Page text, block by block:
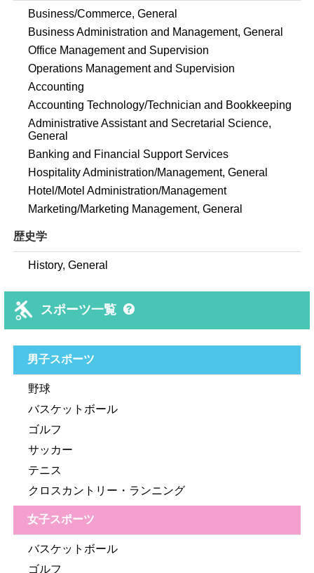
Business/Commerce, General
Business Administration and Management, General
Office Management and Supervision
Operations Management and Supervision
Accounting
Accounting Technology/Technician and Bookkeeping
Administrative Assistant and Secretarial Science,
General
Banking and Financial Support Services
Hospitality Administration/Management, General
Hotel/Motel Administration/Management
Marketing/Marketing Management, General
歴史学
History, General
スポーツ一覧
男子スポーツ
野球
バスケットボール
ゴルフ
サッカー
テニス
クロスカントリー・ランニング
女子スポーツ
バスケットボール
ゴルフ